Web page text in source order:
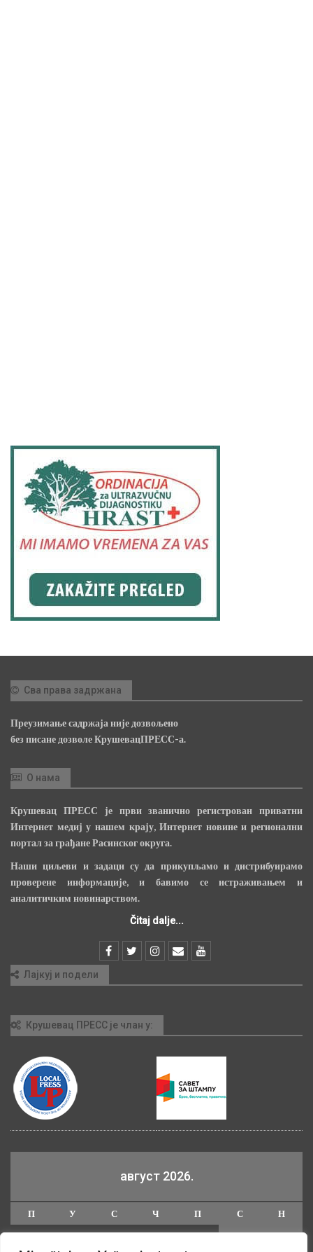
Сва права задржана
Преузимање садржаја није дозвољено
без писане дозволе КрушевацПРЕСС-а.
О нама
Крушевац ПРЕСС је први званично регистрован приватни
Интернет медиј у нашем крају, Интернет новине и регионални
портал за грађане Расинског округа.
Наши циљеви и задаци су да прикупљамо и дистрибуирамо
проверене информације, и бавимо се истраживањем и
аналитичким новинарством.
Čitaj dalje...
Лајкуј и подели
Крушевац ПРЕСС је члан у:
август 2026.
П У С Ч П С
Н
1
2